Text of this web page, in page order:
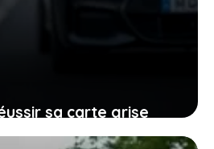
sa carte grise
les mauvaises